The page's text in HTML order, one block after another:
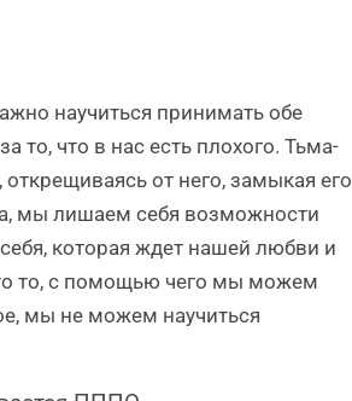
научиться принимать обе
то, что в нас есть плохого. Тьма-
от него, замыкая его
мы лишаем себя возможности
которая ждет нашей любви и
то, с помощью чего мы можем
мы не можем научиться